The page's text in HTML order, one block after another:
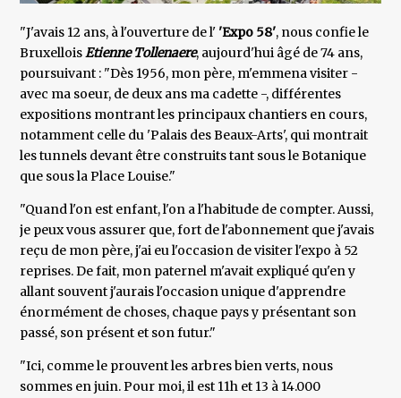
"J'avais 12 ans, à l'ouverture de l' 'Expo 58', nous confie le
BruxelloisEtienne Tollenaere, aujourd'hui âgé de 74 ans,
poursuivant : "Dès 1956, mon père, m'emmena visiter -
avec ma soeur, de deux ans ma cadette -, différentes
expositions montrant les principaux chantiers en cours,
notamment celle du 'Palais des Beaux-Arts', qui montrait
les tunnels devant être construits tant sous le Botanique
que sous la Place Louise."
"Quand l'on est enfant, l'on a l'habitude de compter. Aussi,
je peux vous assurer que, fort de l'abonnement que j'avais
reçu de mon père, j'ai eu l'occasion de visiter l'expo à 52
reprises. De fait, mon paternel m'avait expliqué qu'en y
allant souvent j'aurais l'occasion unique d'apprendre
énormément de choses, chaque pays y présentant son
passé, son présent et son futur."
"Ici, comme le prouvent les arbres bien verts, nous
sommes en juin. Pour moi, il est 11h et 13 à 14.000